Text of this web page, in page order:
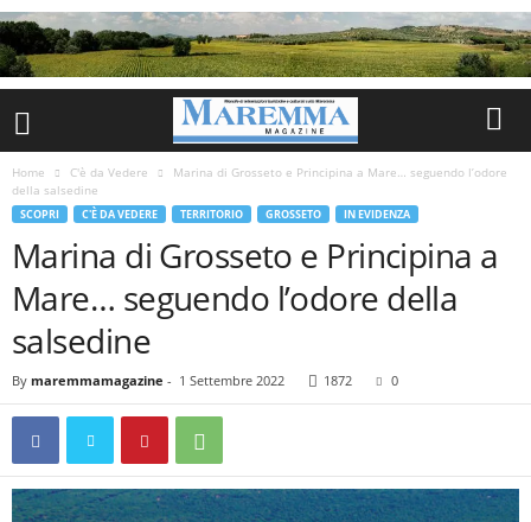
Home C'è da Vedere
Marina di Grosseto e Principina a Mare… seguendo l’odore
della salsedine
SCOPRI C'È DA VEDERE TERRITORIO GROSSETO IN EVIDENZA
Marina di Grosseto e Principina a
Mare… seguendo l’odore della
salsedine
By maremmamagazine - 1 Settembre 2022 1872 0